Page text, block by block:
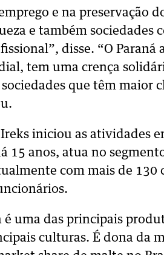
e na preservação
e também sociedades
disse. “O Paraná
tem uma crença
que têm maior
Ireks iniciou as atividades
15 anos, atua no
com mais de 130
uma das principais
culturas. É dona da